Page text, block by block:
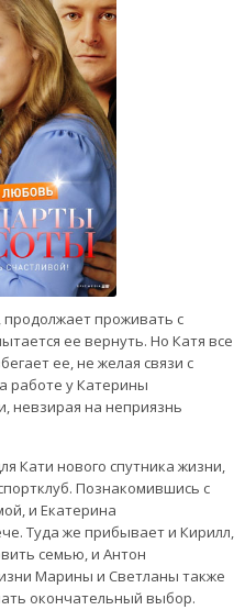
проживать с
ее вернуть. Но Катя все
ее, не желая связи с
работе у Катерины
невзирая на неприязнь
Кати нового спутника жизни,
Познакомившись с
и Екатерина
Туда же прибывает и Кирилл,
семью, и Антон
Марины и Светланы также
окончательный выбор.